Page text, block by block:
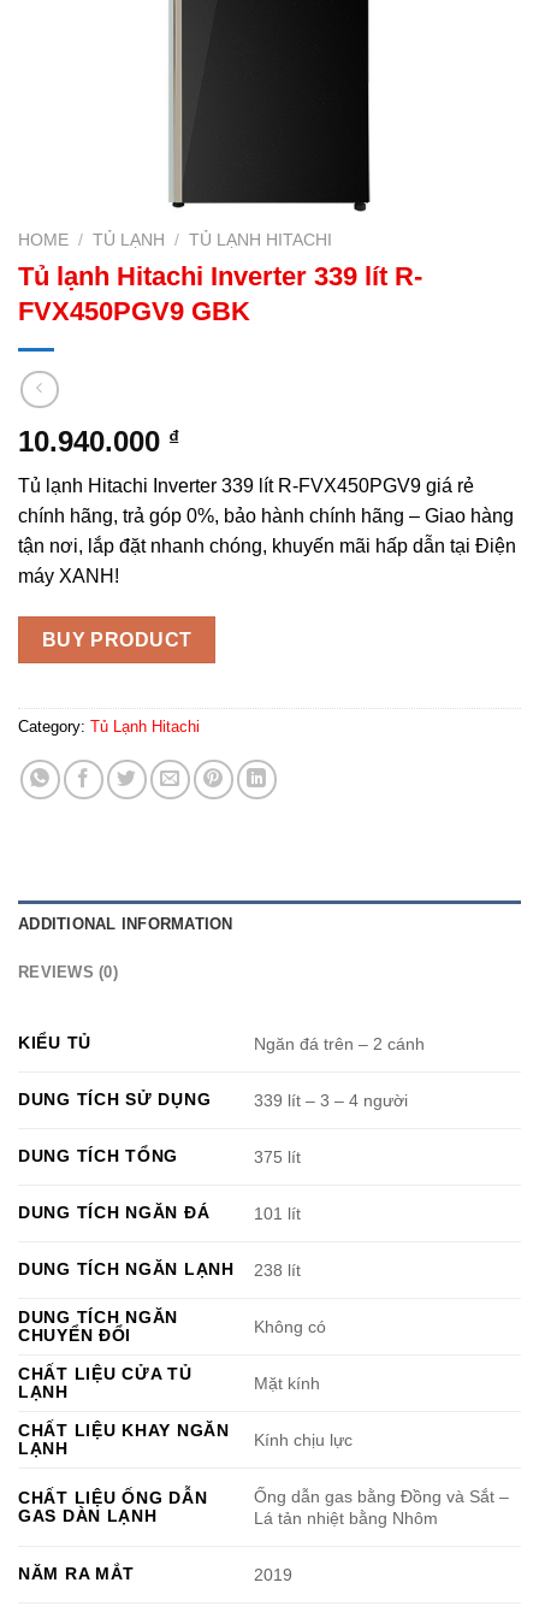
HOME / TỦ LẠNH / TỦ LẠNH HITACHI
Tủ lạnh Hitachi Inverter 339 lít R-
FVX450PGV9 GBK
10.940.000 ₫
Tủ lạnh Hitachi Inverter 339 lít R-FVX450PGV9 giá rẻ
chính hãng, trả góp 0%, bảo hành chính hãng – Giao hàng
tận nơi, lắp đặt nhanh chóng, khuyến mãi hấp dẫn tại Điện
máy XANH!
BUY PRODUCT
Category: Tủ Lạnh Hitachi
ADDITIONAL INFORMATION
REVIEWS (0)
KIỂU TỦ Ngăn đá trên – 2 cánh
DUNG TÍCH SỬ DỤNG 339 lít – 3 – 4 người
DUNG TÍCH TỔNG 375 lít
DUNG TÍCH NGĂN ĐÁ 101 lít
DUNG TÍCH NGĂN LẠNH 238 lít
DUNG TÍCH NGĂN
CHUYỂN ĐỔI
Không có
CHẤT LIỆU CỬA TỦ
LẠNH
Mặt kính
CHẤT LIỆU KHAY NGĂN
LẠNH
Kính chịu lực
CHẤT LIỆU ỐNG DẪN
GAS DÀN LẠNH
Ống dẫn gas bằng Đồng và Sắt –
Lá tản nhiệt bằng Nhôm
NĂM RA MẮT 2019